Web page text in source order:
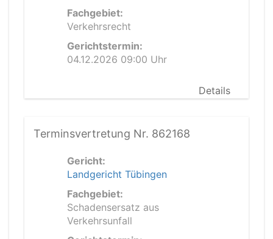
Fachgebiet:
Verkehrsrecht
Gerichtstermin:
04.12.2026 09:00 Uhr
Details
Terminsvertretung Nr. 862168
Gericht:
Landgericht Tübingen
Fachgebiet:
Schadensersatz aus
Verkehrsunfall